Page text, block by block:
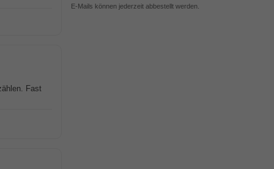
Fast
E-Mails können jederzeit abbestellt werden.